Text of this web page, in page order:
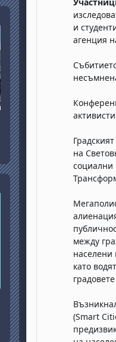
и
агенция
на
социални
между
населени
като
(Smart